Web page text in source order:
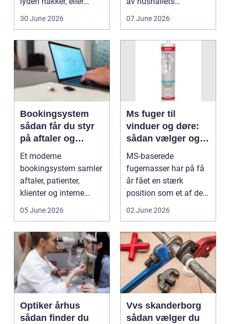
batteriet løber ...
30 June 2026
viktigaste ekonom...
07 June 2026
Bookingsystem
sådan får du styr
på aftaler og
arbejdsgange
Et moderne
bookingsystem samler
aftaler, patienter,
klienter og interne
arbejdsgange ét sted. I
05 June 2026
Ms fuger til
vinduer og døre:
sådan vælger og
bruger du dem
rigtigt
MS-baserede
fugemasser har på få
år fået en stærk
position som et af de
mest alsidige valg til
02 June 2026
Optiker århus
sådan finder du
Vvs skanderborg
sådan vælger du